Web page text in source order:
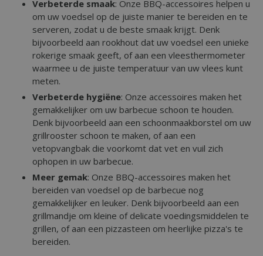
Verbeterde smaak: Onze BBQ-accessoires helpen u
om uw voedsel op de juiste manier te bereiden en te
serveren, zodat u de beste smaak krijgt. Denk
bijvoorbeeld aan rookhout dat uw voedsel een unieke
rokerige smaak geeft, of aan een vleesthermometer
waarmee u de juiste temperatuur van uw vlees kunt
meten.
Verbeterde hygiëne: Onze accessoires maken het
gemakkelijker om uw barbecue schoon te houden.
Denk bijvoorbeeld aan een schoonmaakborstel om uw
grillrooster schoon te maken, of aan een
vetopvangbak die voorkomt dat vet en vuil zich
ophopen in uw barbecue.
Meer gemak: Onze BBQ-accessoires maken het
bereiden van voedsel op de barbecue nog
gemakkelijker en leuker. Denk bijvoorbeeld aan een
grillmandje om kleine of delicate voedingsmiddelen te
grillen, of aan een pizzasteen om heerlijke pizza's te
bereiden.